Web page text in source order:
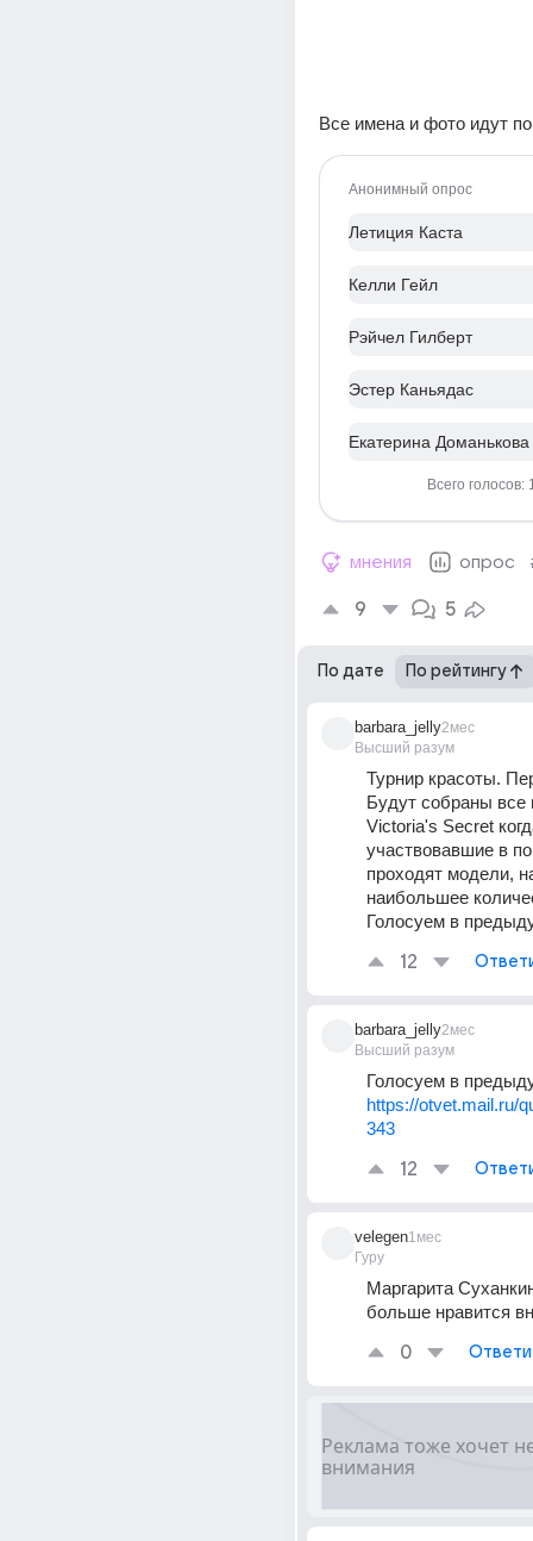
Все имена и фото идут
Анонимный опрос
Летиция Каста
Келли Гейл
Рэйчел Гилберт
Эстер Каньядас
Екатерина Доманькова
Всего голосов:
мнения опрос
9 5
По дате По рейтингу
barbara_jelly
Высший разум
2мес
Турнир красоты.
Будут собраны все
Victoria's Secret
участвовавшие в
проходят модели,
наибольшее
Голосуем в
12
barbara_jelly
Высший разум
2мес
https://otvet.mail.ru/
343
12
velegen
Гуру
1мес
Маргарита
больше нравится
0